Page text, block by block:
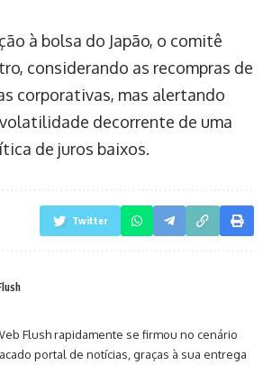
à bolsa do Japão, o comitê
considerando as recompras de
corporativas, mas alertando
decorrente de uma
de juros baixos.
Twitter
Flush rapidamente se firmou no cenário
portal de notícias, graças à sua entrega